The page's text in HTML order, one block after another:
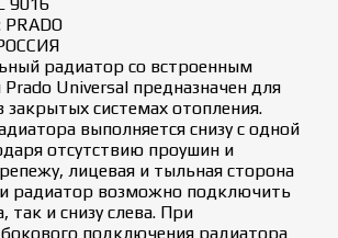
радиатор со встроенным
Universal предназначен для
закрытых системах отопления.
выполняется снизу с одной
отсутствию проушин и
лицевая и тыльная сторона
радиатор возможно подключить
так и снизу слева. При
подключения радиатора